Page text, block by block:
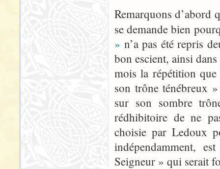
Remarquons d’abord
se demande bien
» n’a pas été repris
bon escient, ainsi
mois la répétition
son trône ténébreux
sur son sombre
rédhibitoire de ne
choisie par Ledoux
indépendamment,
Seigneur » qui serait